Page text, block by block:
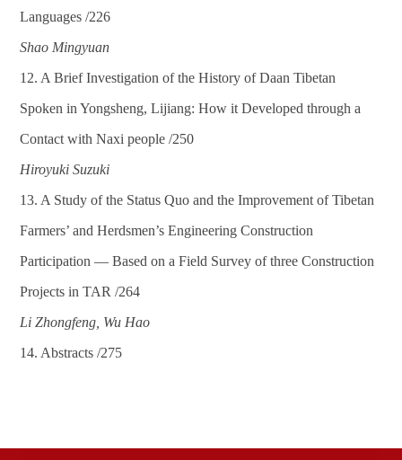
Languages/226
Shao Mingyuan
12. A Brief Investigation of the History of Daan Tibetan
Spoken in Yongsheng, Lijiang: How it Developed through a
Contact with Naxi people/250
Hiroyuki Suzuki
13. A Study of the Status Quo and the Improvement of Tibetan
Farmers’ and Herdsmen’s Engineering Construction
Participation —Based on a Field Survey of three Construction
Projects in TAR/264
Li Zhongfeng Wu Hao
14. Abstracts/275